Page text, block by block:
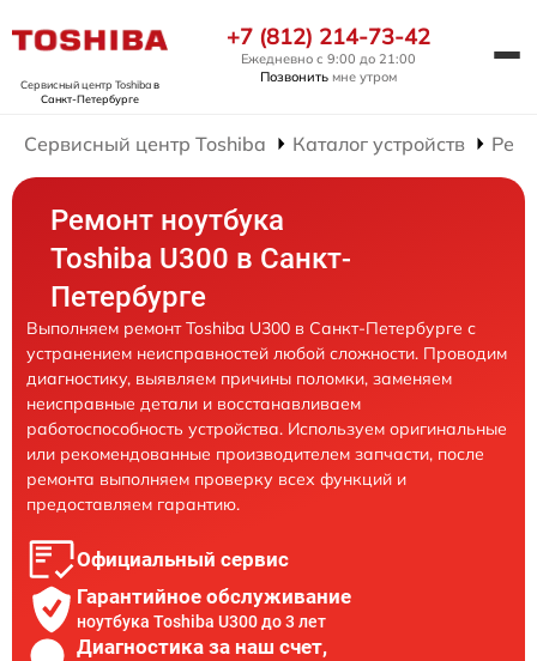
Сервисный центр Toshibaв
Санкт-Петербурге
+7 (812) 214-73-42
Ежедневно с 9:00 до 21:00
Позвонить мне утром
Сервисный центр Toshiba Каталог устройств
Ремонт ноутбука
Toshiba U300 в Санкт-
Петербурге
Выполняем ремонт Toshiba U300 в Санкт-Петербурге с
устранением неисправностей любой сложности. Проводим
диагностику, выявляем причины поломки, заменяем
неисправные детали и восстанавливаем
работоспособность устройства. Используем оригинальные
или рекомендованные производителем запчасти, после
ремонта выполняем проверку всех функций и
предоставляем гарантию.
Официальный сервис
Гарантийное обслуживание
ноутбука Toshiba U300 до 3 лет
Диагностика за наш счет,